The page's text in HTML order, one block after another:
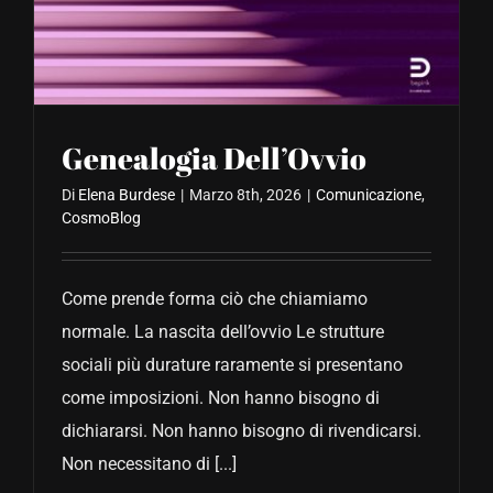
CONTATTACI
Genealogia Dell’Ovvio
Di Elena Burdese | Marzo 8th, 2026 | Comunicazione,
CosmoBlog
Come prende forma ciò che chiamiamo
normale. La nascita dell’ovvio Le strutture
sociali più durature raramente si presentano
come imposizioni. Non hanno bisogno di
dichiararsi. Non hanno bisogno di rivendicarsi.
Non necessitano di [...]